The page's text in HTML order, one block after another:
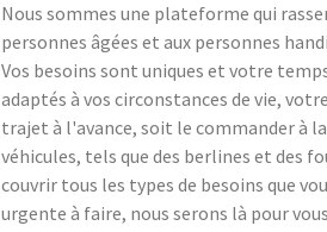
Nous sommes une plateforme qui
personnes âgées et aux personnes
Vos besoins sont uniques et votre
adaptés à vos circonstances de vie,
trajet à l'avance, soit le commander à
véhicules, tels que des berlines et des
couvrir tous les types de besoins que
urgente à faire, nous serons là pour